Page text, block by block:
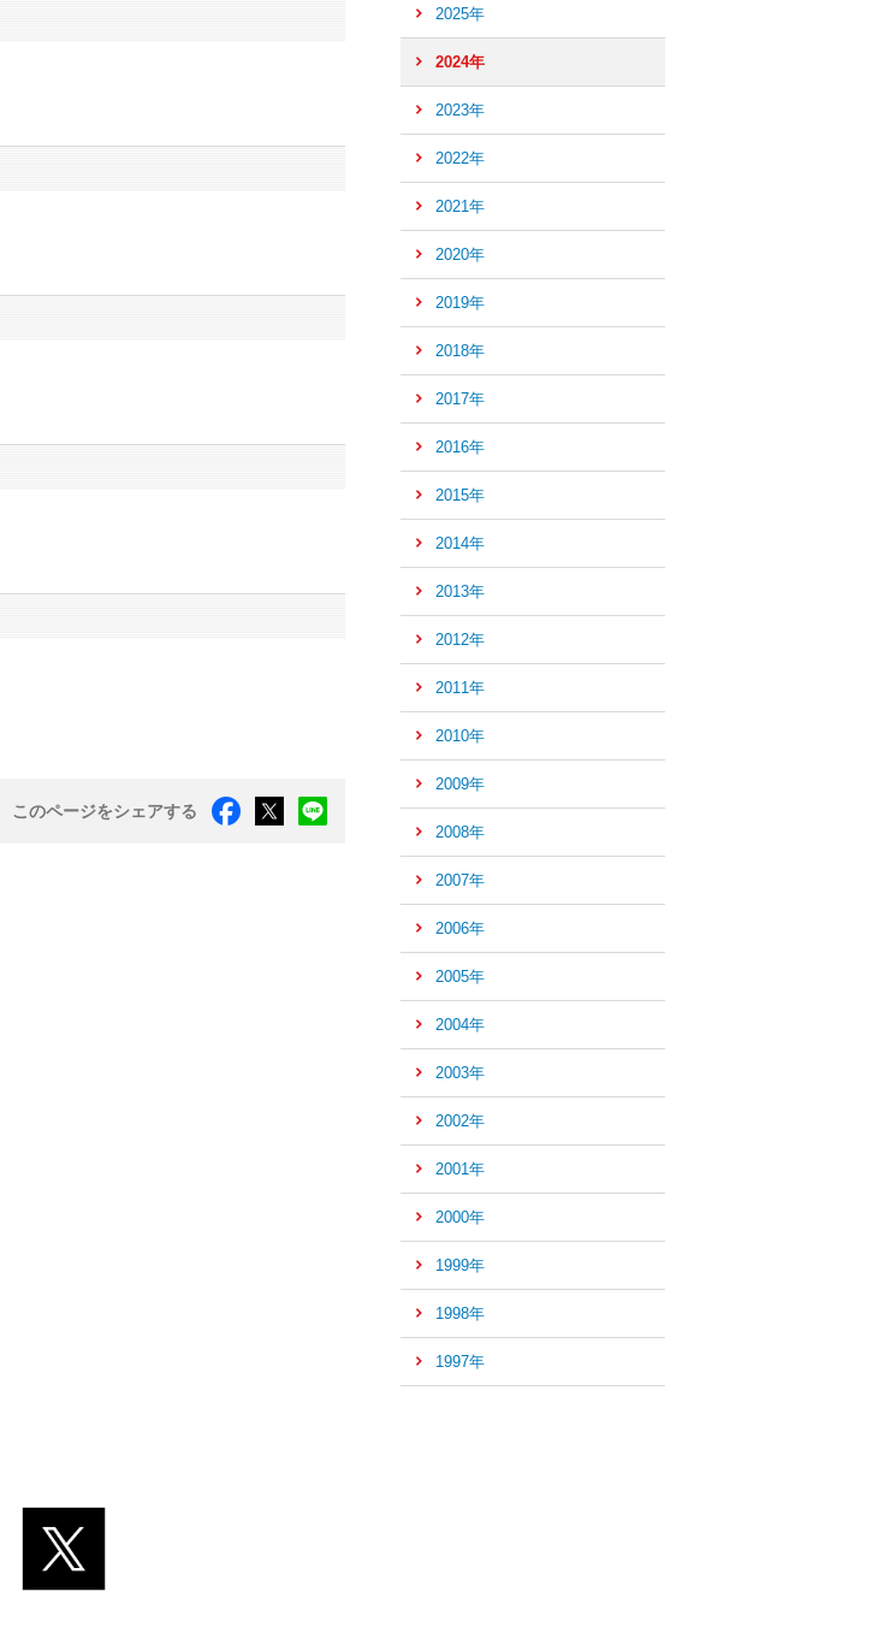
このページをシェアする
2025年
2024年
2023年
2022年
2021年
2020年
2019年
2018年
2017年
2016年
2015年
2014年
2013年
2012年
2011年
2010年
2009年
2008年
2007年
2006年
2005年
2004年
2003年
2002年
2001年
2000年
1999年
1998年
1997年